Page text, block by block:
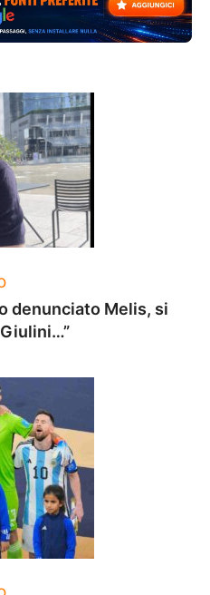
denunciato Melis, si